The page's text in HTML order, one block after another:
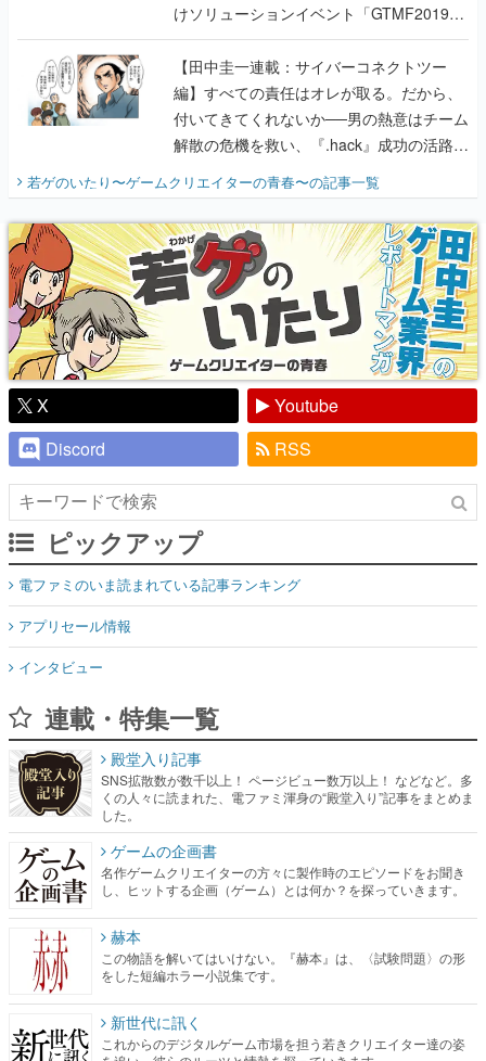
けソリューションイベント「GTMF2019」
に行って、より理解を深めよう【PR】
【田中圭一連載：サイバーコネクトツー
編】すべての責任はオレが取る。だから、
付いてきてくれないか──男の熱意はチーム
解散の危機を救い、『.hack』成功の活路を
開く。業界の快男児・松山 洋に流れる血は
『少年ジャンプ』色だった【若ゲのいた
り】
若ゲのいたり〜ゲームクリエイターの青春〜の記事一覧
X
Youtube
Discord
RSS
ピックアップ
電ファミのいま読まれている記事ランキング
アプリセール情報
インタビュー
連載・特集一覧
殿堂入り記事
SNS拡散数が数千以上！ ページビュー数万以上！ などなど。多
くの人々に読まれた、電ファミ渾身の“殿堂入り”記事をまとめま
した。
ゲームの企画書
名作ゲームクリエイターの方々に製作時のエピソードをお聞き
し、ヒットする企画（ゲーム）とは何か？を探っていきます。
赫本
この物語を解いてはいけない。『赫本』は、〈試験問題〉の形
をした短編ホラー小説集です。
新世代に訊く
これからのデジタルゲーム市場を担う若きクリエイター達の姿